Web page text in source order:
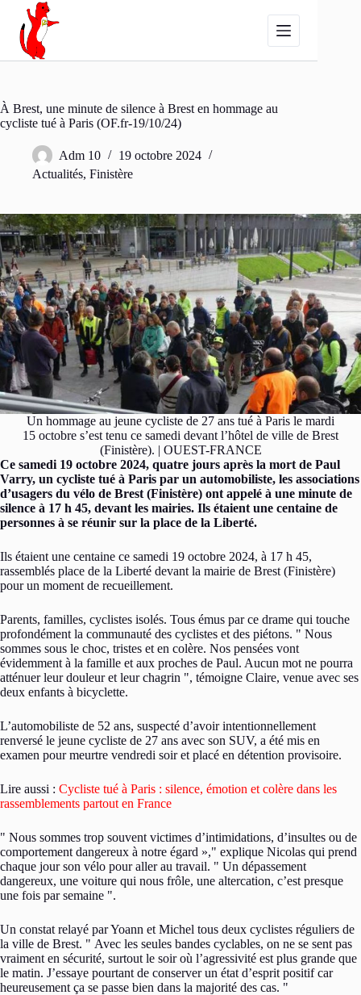
Passer
contenu
À Brest, une minute de silence à Brest en hommage au
cycliste tué à Paris (OF.fr-19/10/24)
Adm 10
19 octobre 2024
Actualités, Finistère
Un hommage au jeune cycliste de 27 ans tué à Paris le mardi
15 octobre s’est tenu ce samedi devant l’hôtel de ville de Brest
(Finistère). | OUEST-FRANCE
Ce samedi 19 octobre 2024, quatre jours après la mort de Paul
Varry, un cycliste tué à Paris par un automobiliste, les associations
d’usagers du vélo de Brest (Finistère) ont appelé à une minute de
silence à 17 h 45, devant les mairies. Ils étaient une centaine de
personnes à se réunir sur la place de la Liberté.
Ils étaient une centaine ce samedi 19 octobre 2024, à 17 h 45,
rassemblés place de la Liberté devant la mairie de Brest (Finistère)
pour un moment de recueillement.
Parents, familles, cyclistes isolés. Tous émus par ce drame qui touche
profondément la communauté des cyclistes et des piétons.
Nous
sommes sous le choc, tristes et en colère. Nos pensées vont
évidemment à la famille et aux proches de Paul. Aucun mot ne pourra
atténuer leur douleur et leur chagrin
, témoigne Claire, venue avec ses
deux enfants à bicyclette.
L’automobiliste de 52 ans, suspecté d’avoir intentionnellement
renversé le jeune cycliste de 27 ans avec son SUV, a été mis en
examen pour meurtre vendredi soir et placé en détention provisoire.
Lire aussi : Cycliste tué à Paris : silence, émotion et colère dans les
rassemblements partout en France
Nous sommes trop souvent victimes d’intimidations, d’insultes ou de
comportement dangereux à notre égard »,
explique Nicolas qui prend
chaque jour son vélo pour aller au travail.
Un dépassement
dangereux, une voiture qui nous frôle, une altercation, c’est presque
une fois par semaine
.
Un constat relayé par Yoann et Michel tous deux cyclistes réguliers de
la ville de Brest.
Avec les seules bandes cyclables, on ne se sent pas
vraiment en sécurité, surtout le soir où l’agressivité est plus grande que
le matin. J’essaye pourtant de conserver un état d’esprit positif car
heureusement ça se passe bien dans la majorité des cas.